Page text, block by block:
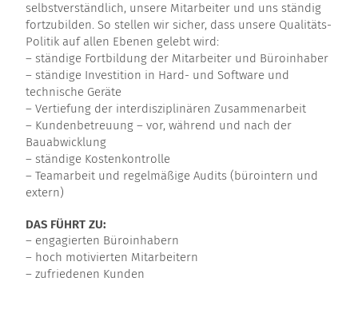
selbstverständlich, unsere Mitarbeiter und uns ständig
fortzubilden. So stellen wir sicher, dass unsere Qualitäts-
Politik auf allen Ebenen gelebt wird:
– ständige Fortbildung der Mitarbeiter und Büroinhaber
– ständige Investition in Hard- und Software und
technische Geräte
– Vertiefung der interdisziplinären Zusammenarbeit
– Kundenbetreuung – vor, während und nach der
Bauabwicklung
– ständige Kostenkontrolle
– Teamarbeit und regelmäßige Audits (bürointern und
extern)
DAS FÜHRT ZU:
– engagierten Büroinhabern
– hoch motivierten Mitarbeitern
– zufriedenen Kunden